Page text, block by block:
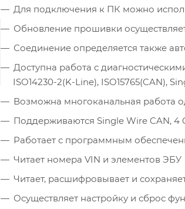
Для подключения к ПК можно
Обновление прошивки
Соединение определяется также
Доступна работа с
ISO14230-2(K-Line), ISO15765(CAN),
Возможна многоканальная работа
Поддерживаются Single Wire CAN, 4
Работает с программным
Читает номера VIN и элементов ЭБУ
Читает, расшифровывает и
Осуществляет настройку и сброс